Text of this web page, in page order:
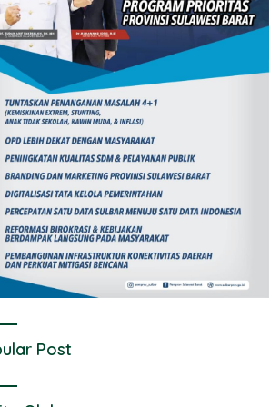
Post